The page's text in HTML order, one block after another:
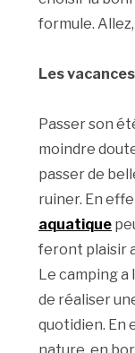
formule.
Les
Passer son
moindre
passer de
ruiner. En
aquatique
feront plaisir
Le camping
de réaliser
quotidien. En